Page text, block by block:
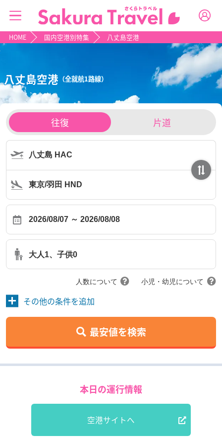
HOME 国内空港別特集 八丈島空港
八丈島空港 （全就航1路線）
チ
ケ
ッ
ト
イ
往復 片道
大人1、子供0
人数について 小児・幼児について
その他の条件を追加
最安値を検索
本日の運行情報
空港サイトへ